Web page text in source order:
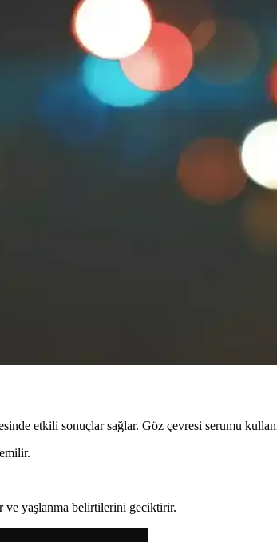
bazlı temizleyiciler ve çift aşamalı temizlik gibi
ve Bakım İpuçları
uygun ürünler, güneş koruyucu ve sağlıklı
ve Güncel Yaklaşımlar
için etkili, hafif ve hızlı emilen ürünlerdir.
ve Kullanım İpuçları
ve elastikiyeti artırır. Düzenli kullanım ve
kullanımı, hijyen ve uygulama
etkili sonuçlar sağlar. Göz çevresi serumu
ve yaşlanma belirtilerini geciktirir.